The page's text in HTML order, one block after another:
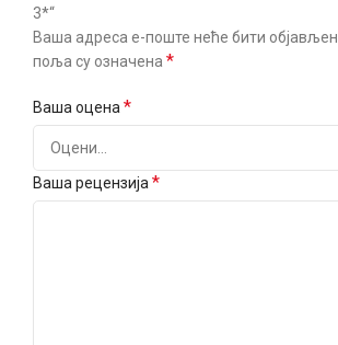
3*“
Ваша адреса е-поште неће бити
поља су означена *
Ваша оцена *
Ваша рецензија *